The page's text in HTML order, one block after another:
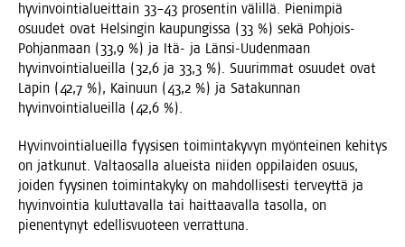
hyvin­voin­tia­lueit­tain 33–43 pro­sen­tin välil­lä. Pie­nim­piä
osuu­det ovat Hel­sin­gin kau­pun­gis­sa (33 %) sekä Poh­jois-
Poh­jan­maan (33,9 %) ja Itä- ja Län­si-Uuden­maan
hyvin­voin­tia­lueil­la (32,6 ja 33,3 %). Suu­rim­mat osuu­det ovat
Lapin (42,7 %), Kai­nuun (43,2 %) ja Sata­kun­nan
hyvin­voin­tia­lueil­la (42,6 %).
Hyvin­voin­tia­lueil­la fyy­si­sen toi­min­ta­ky­vyn myön­tei­nen kehi­tys
on jat­ku­nut. Val­tao­sal­la alueis­ta nii­den oppi­lai­den osuus,
joi­den fyy­si­nen toi­min­ta­ky­ky on mah­dol­li­ses­ti ter­veyt­tä ja
hyvin­voin­tia kulut­ta­val­la tai hait­taa­val­la tasol­la, on
pie­nen­ty­nyt edel­lis­vuo­teen verrattuna.